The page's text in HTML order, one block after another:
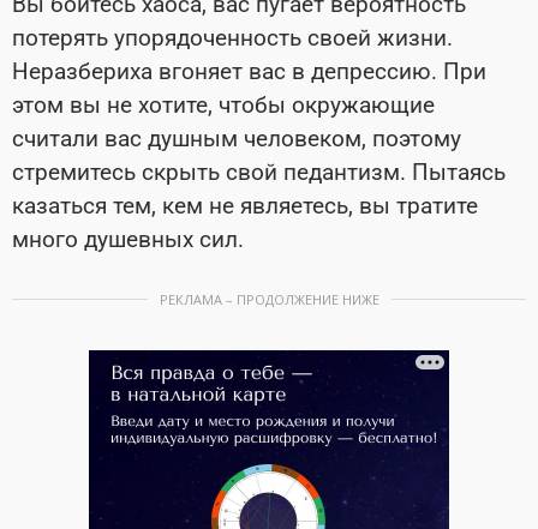
потерять упорядоченность своей жизни.
Неразбериха вгоняет вас в депрессию. При
этом вы не хотите, чтобы окружающие
считали вас душным человеком, поэтому
стремитесь скрыть свой педантизм. Пытаясь
казаться тем, кем не являетесь, вы тратите
много душевных сил.
РЕКЛАМА – ПРОДОЛЖЕНИЕ НИЖЕ